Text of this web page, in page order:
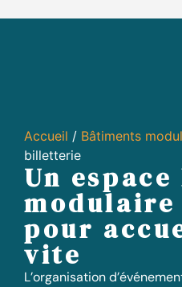
Accueil / Bâtiments
billetterie
Un
modulaire
pour
vite
L’organisation